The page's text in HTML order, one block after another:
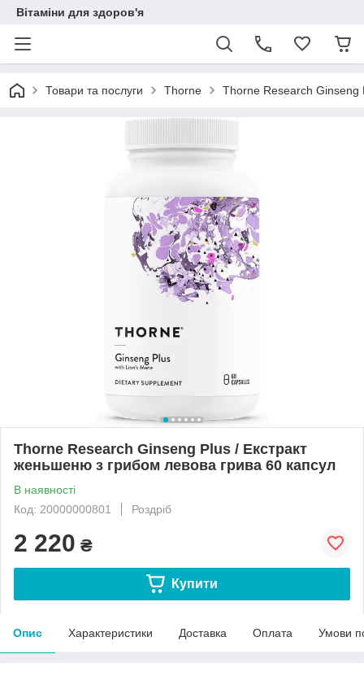
Вітаміни для здоров'я
Товари та послуги Thorne Thorne Research Ginseng
Thorne Research Ginseng Plus / Екстракт
женьшеню з грибом левова грива 60 капсул
В наявності
Код: 20000000801
Роздріб
2 220 ₴
Купити
Опис Характеристики Доставка Оплата Умови